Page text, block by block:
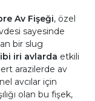
Av Fişeği, özel
sayesinde
bir slug
iri avlarda etkili
arazilerde av
avcılar için
olan bu fişek,